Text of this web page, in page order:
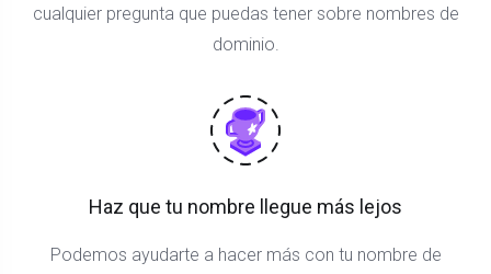
cualquier pregunta que puedas tener sobre nombres de
dominio.
Haz que tu nombre llegue más lejos
Podemos ayudarte a hacer más con tu nombre de